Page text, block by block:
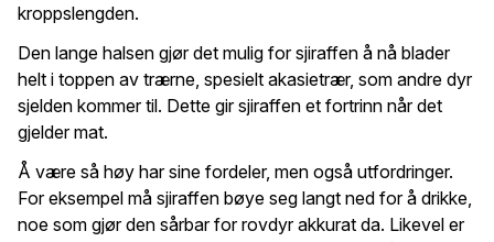
kroppslengden.
Den lange halsen gjør det mulig for sjiraffen å nå blader
helt i toppen av trærne, spesielt akasietrær, som andre dyr
sjelden kommer til. Dette gir sjiraffen et fortrinn når det
gjelder mat.
Å være så høy har sine fordeler, men også utfordringer.
For eksempel må sjiraffen bøye seg langt ned for å drikke,
noe som gjør den sårbar for rovdyr akkurat da. Likevel er